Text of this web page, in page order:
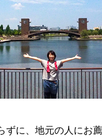
ずに、地元の人にお